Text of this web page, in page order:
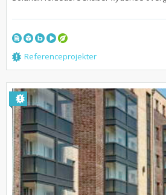
Referenceprojekter